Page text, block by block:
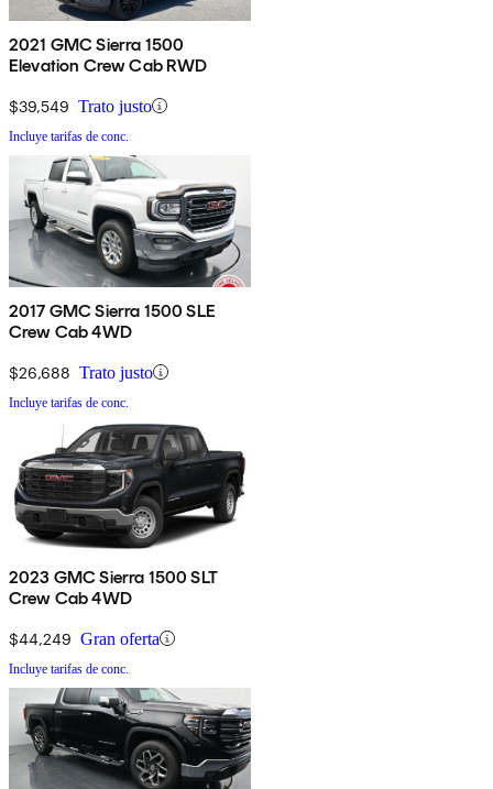
2021 GMC Sierra 1500
Elevation Crew Cab RWD
$39,549 Trato justo
Incluye tarifas de conc.
2017 GMC Sierra 1500 SLE
Crew Cab 4WD
$26,688 Trato justo
Incluye tarifas de conc.
2023 GMC Sierra 1500 SLT
Crew Cab 4WD
$44,249 Gran oferta
Incluye tarifas de conc.